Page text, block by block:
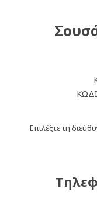
Επιλέξτε τη